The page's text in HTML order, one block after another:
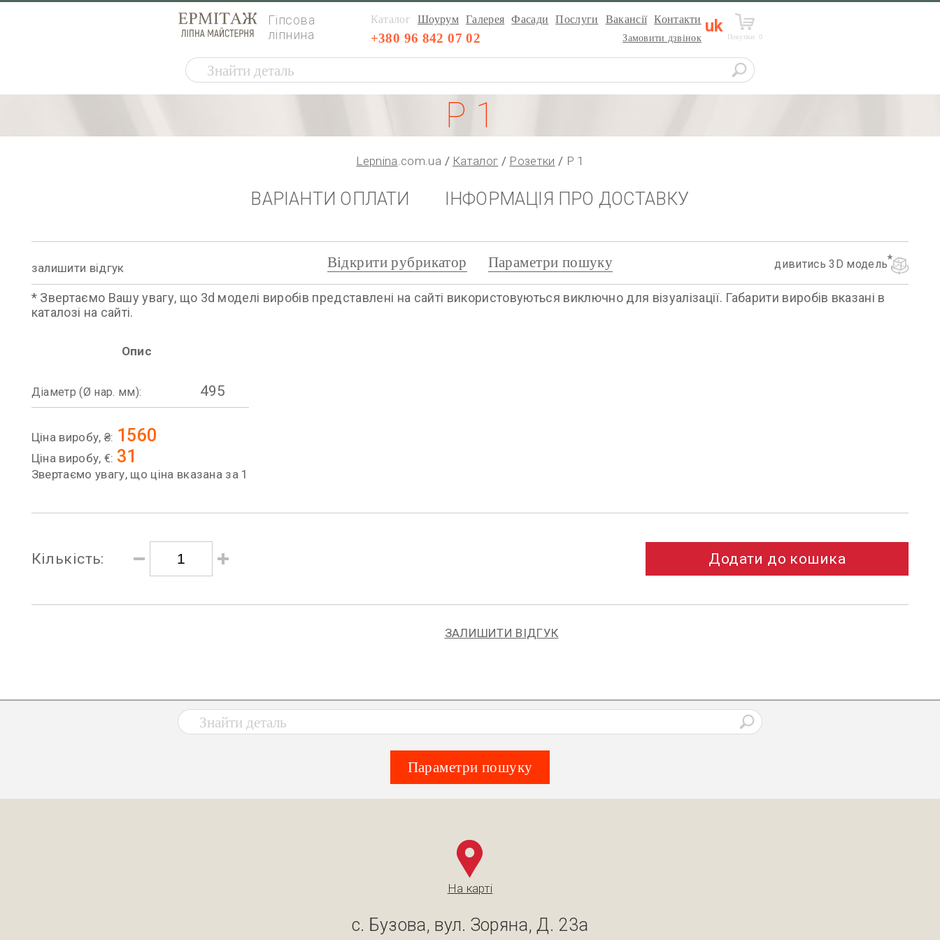
Гіпсова
ліпнина
Каталог Шоурум Галерея Фасади Послуги Вакансії Контакти
+380 96 842 07 02 Замовити дзвінок
uk
Покупки: 0
Р 1
Lepnina.com.ua Каталог Розетки Р 1
ВАРІАНТИ ОПЛАТИ ІНФОРМАЦІЯ ПРО ДОСТАВКУ
залишити відгук дивитись 3D модель
Відкрити рубрикатор Параметри пошуку
* Звертаємо Вашу увагу, що 3d моделі виробів представлені на сайті використовуються виключно для візуалізації. Габарити виробів вказані в
каталозі на сайті.
Опис
Діаметр (Ø нар. мм): 495
Ціна виробу, ₴: 1560
Ціна виробу, €: 31
Звертаємо увагу, що ціна вказана за 1
Кількість: Додати до кошика
ЗАЛИШИТИ ВІДГУК
Параметри пошуку
На карті
с. Бузова, вул. Зоряна, Д. 23а